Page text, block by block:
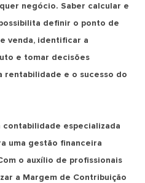
negócio. Saber calcular e
definir o ponto de
venda, identificar a
e tomar decisões
rentabilidade e o sucesso do
especializada
uma gestão financeira
o auxílio de profissionais
a Margem de Contribuição